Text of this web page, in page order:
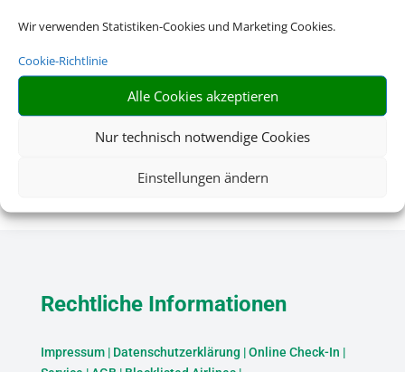
Wir verwenden Statistiken-Cookies und Marketing Cookies.
Cookie-Richtlinie
Alle Cookies akzeptieren
Nur technisch notwendige Cookies
Einstellungen ändern
Rechtliche Informationen
Impressum| Datenschutzerklärung |Online Check-In |